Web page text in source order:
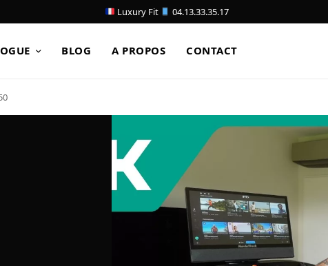
Luxury Fit 04.13.33.35.17
BLOG A PROPOS CONTACT